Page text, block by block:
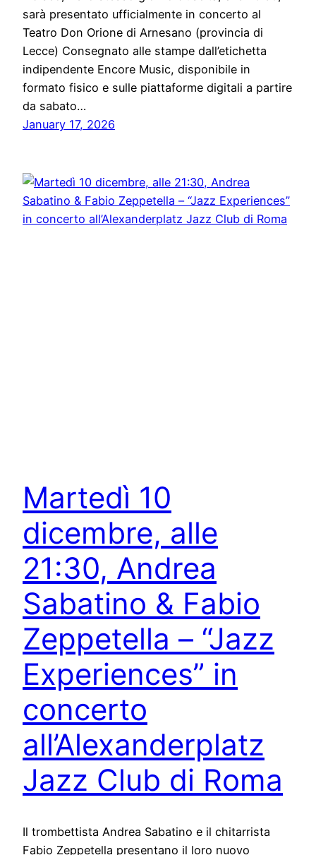
sarà presentato ufficialmente in concerto al
Teatro Don Orione di Arnesano (provincia di
Lecce) Consegnato alle stampe dall’etichetta
indipendente Encore Music, disponibile in
formato fisico e sulle piattaforme digitali a partire
da sabato…
January 17, 2026
Martedì 10
dicembre, alle
21:30, Andrea
Sabatino & Fabio
Zeppetella – “Jazz
Experiences” in
concerto
all’Alexanderplatz
Jazz Club di Roma
Il trombettista Andrea Sabatino e il chitarrista
Fabio Zeppetella presentano il loro nuovo